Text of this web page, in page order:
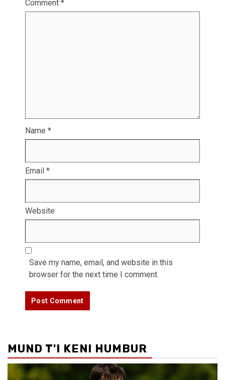
Comment *
Name *
Email *
Website
Save my name, email, and website in this
browser for the next time I comment.
MUND T'I KENI HUMBUR